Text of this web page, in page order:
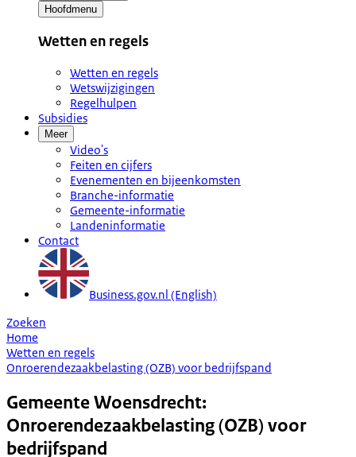
Hoofdmenu
Wetten en regels
Wetten en regels
Wetswijzigingen
Regelhulpen
Subsidies
Meer
Video's
Feiten en cijfers
Evenementen en bijeenkomsten
Branche-informatie
Gemeente-informatie
Landeninformatie
Contact
Business.gov.nl (English)
Zoeken
Home
Wetten en regels
Onroerendezaakbelasting (OZB) voor bedrijfspand
Gemeente Woensdrecht:
Onroerendezaakbelasting (OZB) voor
bedrijfspand